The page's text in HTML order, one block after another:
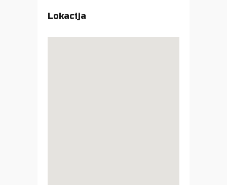
Lokacija